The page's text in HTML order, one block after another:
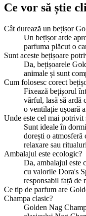
Ce vor să știe
Cât durează un bețișor
Un bețișor arde
parfuma plăcut o
Sunt aceste bețișoare
Da, bețișoarele
animale și sunt
Cum folosesc corect
Fixează bețișorul
vârful, lasă să ardă
o ventilație ușoară
Unde este cel mai potrivit
Sunt ideale în
dorești o
relaxare sau
Ambalajul este ecologic?
Da, ambalajul este
cu valorile Dora's
responsabil față de
Ce tip de parfum are
Champa clasic?
Golden Nag